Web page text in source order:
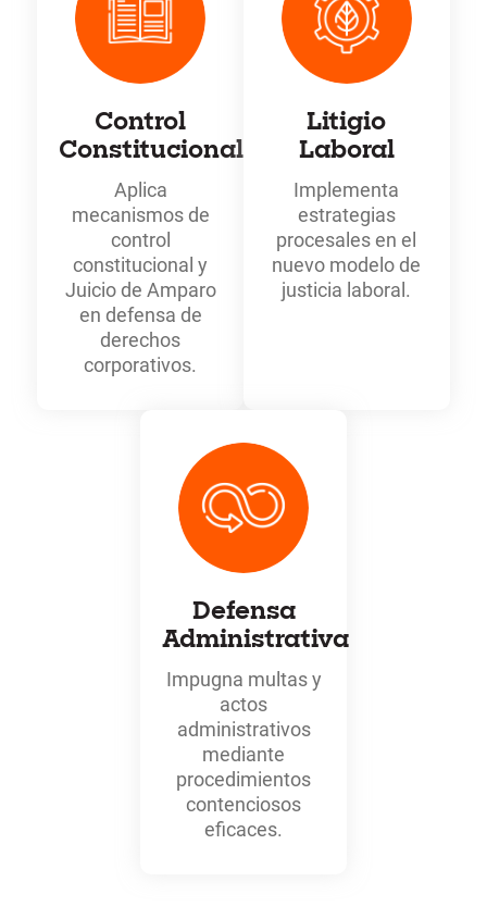
Control
Constitucional
Aplica
mecanismos de
control
constitucional y
Juicio de Amparo
en defensa de
derechos
corporativos.
Litigio
Laboral
Implementa
estrategias
procesales en el
nuevo modelo de
justicia laboral.
Defensa
Administrativa
Impugna multas y
actos
administrativos
mediante
procedimientos
contenciosos
eficaces.